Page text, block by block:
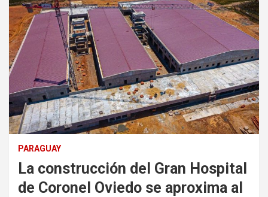
PARAGUAY
La construcción del Gran Hospital
de Coronel Oviedo se aproxima al